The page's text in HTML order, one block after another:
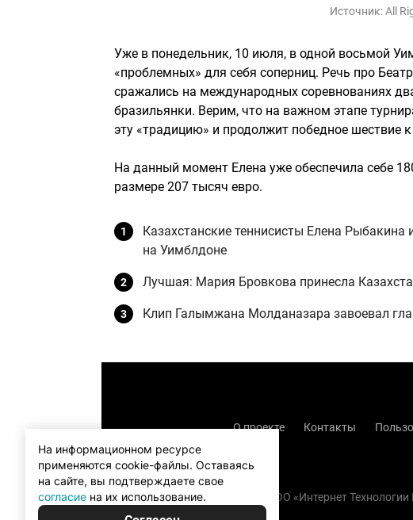
Источник:All
Уже в понедельник, 10 июля, в одной восьмой
«проблемных» для себя соперниц. Речь про
сражались на международных соревнованиях
бразильянки. Верим, что на важном этапе
эту «традицию» и продолжит победное шествие
На данный момент Елена уже обеспечила себе
размере 207 тысяч евро.
Казахстанские теннисисты Елена
на Уимблдоне
Лучшая: Мария Бровкова принесла
Клип Галымжана Молданазара завоевал
О проекте Контакты
Copyright (с) TOO «Интернет
На информационном ресурсе
применяются cookie-файлы. Оставаясь
на сайте, вы подтверждаете свое
согласие на их использование.